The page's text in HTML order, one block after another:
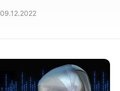
09.12.2022